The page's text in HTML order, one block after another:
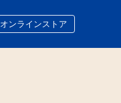
オンラインストア